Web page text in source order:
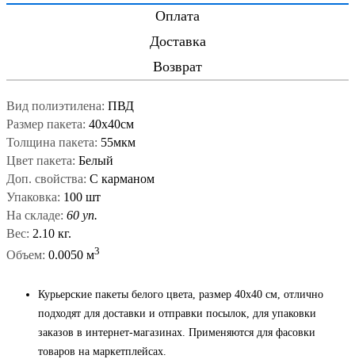
Оплата
Доставка
Возврат
Вид полиэтилена: ПВД
Размер пакета: 40x40см
Толщина пакета: 55мкм
Цвет пакета: Белый
Доп. свойства: С карманом
Упаковка: 100 шт
На складе: 60 уп.
Вес: 2.10 кг.
Объем: 0.0050 м3
Курьерские пакеты белого цвета, размер 40x40 см, отлично
подходят для доставки и отправки посылок, для упаковки
заказов в интернет-магазинах. Применяются для фасовки
товаров на маркетплейсах.